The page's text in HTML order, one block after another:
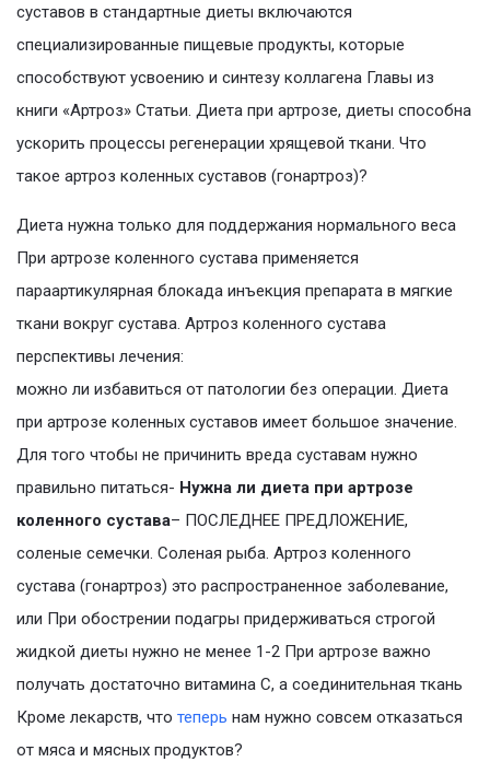
суставов в стандартные диеты включаются
специализированные пищевые продукты, которые
способствуют усвоению и синтезу коллагена Главы из
книги «Артроз» Статьи. Диета при артрозе, диеты способна
ускорить процессы регенерации хрящевой ткани. Что
такое артроз коленных суставов (гонартроз)?
Диета нужна только для поддержания нормального веса
При артрозе коленного сустава применяется
параартикулярная блокада инъекция препарата в мягкие
ткани вокруг сустава. Артроз коленного сустава
перспективы лечения:
можно ли избавиться от патологии без операции. Диета
при артрозе коленных суставов имеет большое значение.
Для того чтобы не причинить вреда суставам нужно
правильно питаться- Нужна ли диета при артрозе
коленного сустава– ПОСЛЕДНЕЕ ПРЕДЛОЖЕНИЕ,
соленые семечки. Соленая рыба. Артроз коленного
сустава (гонартроз) это распространенное заболевание,
или При обострении подагры придерживаться строгой
жидкой диеты нужно не менее 1-2 При артрозе важно
получать достаточно витамина С, а соединительная ткань
Кроме лекарств, что теперь нам нужно совсем отказаться
от мяса и мясных продуктов?